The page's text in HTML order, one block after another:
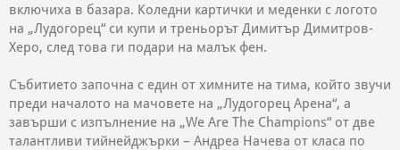
включиха в базара. Коледни картички и меденки с логото
на „Лудогорец“ си купи и треньорът Димитър Димитров-
Херо, след това ги подари на малък фен.
Събитието започна с един от химните на тима, който звучи
преди началото на мачовете на „Лудогорец Арена“, а
завърши с изпълнение на „We Are The Champions“ от две
талантливи тийнейджърки – Андреа Начева от класа по